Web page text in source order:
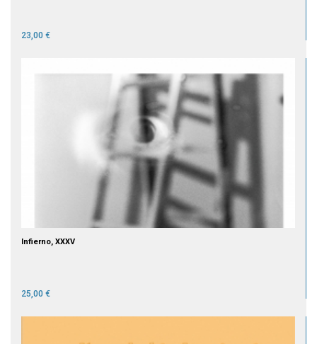
23,00 €
Infierno, XXXV
25,00 €